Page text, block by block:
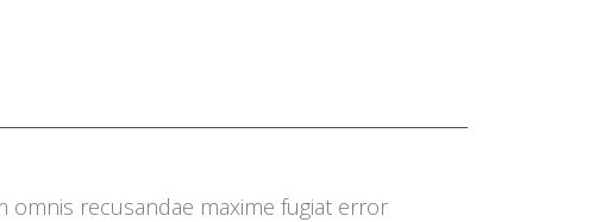
omnis recusandae maxime fugiat error